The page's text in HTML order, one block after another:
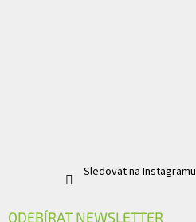
Sledovat na Instagramu
ODEBÍRAT NEWSLETTER